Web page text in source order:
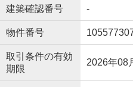
建築確認番号 -
物件番号
取引条件の有効
期限
2026年08